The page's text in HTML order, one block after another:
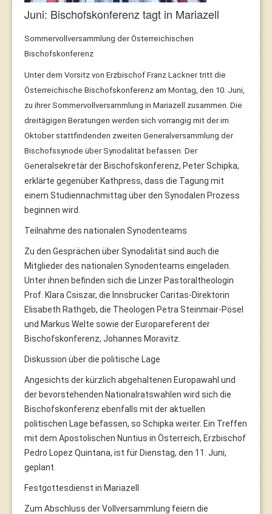
Juni: Bischofskonferenz tagt in Mariazell
Sommervollversammlung der Österreichischen
Bischofskonferenz
Unter dem Vorsitz von Erzbischof Franz Lackner tritt die
Österreichische Bischofskonferenz am Montag, den 10. Juni,
zu ihrer Sommervollversammlung in Mariazell zusammen. Die
dreitägigen Beratungen werden sich vorrangig mit der im
Oktober stattfindenden zweiten Generalversammlung der
Bischofssynode über Synodalität befassen. Der
Generalsekretär der Bischofskonferenz, Peter Schipka,
erklärte gegenüber Kathpress, dass die Tagung mit
einem Studiennachmittag über den Synodalen Prozess
beginnen wird.
Teilnahme des nationalen Synodenteams
Zu den Gesprächen über Synodalität sind auch die
Mitglieder des nationalen Synodenteams eingeladen.
Unter ihnen befinden sich die Linzer Pastoraltheologin
Prof. Klara Csiszar, die Innsbrucker Caritas-Direktorin
Elisabeth Rathgeb, die Theologen Petra Steinmair-Pösel
und Markus Welte sowie der Europareferent der
Bischofskonferenz, Johannes Moravitz.
Diskussion über die politische Lage
Angesichts der kürzlich abgehaltenen Europawahl und
der bevorstehenden Nationalratswahlen wird sich die
Bischofskonferenz ebenfalls mit der aktuellen
politischen Lage befassen, so Schipka weiter. Ein Treffen
mit dem Apostolischen Nuntius in Österreich, Erzbischof
Pedro Lopez Quintana, ist für Dienstag, den 11. Juni,
geplant.
Festgottesdienst in Mariazell
Zum Abschluss der Vollversammlung feiern die